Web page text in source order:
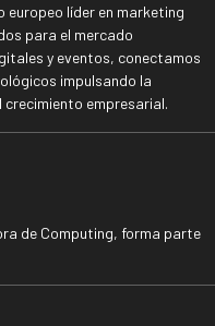
europeo líder en marketing
para el mercado
y eventos, conectamos
impulsando la
crecimiento empresarial.
de Computing, forma parte